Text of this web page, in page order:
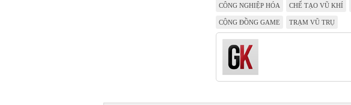
CÔNG NGHIỆP HÓA CHẾ TẠO VŨ KHÍ
CỘNG ĐỒNG GAME TRẠM VŨ TRỤ